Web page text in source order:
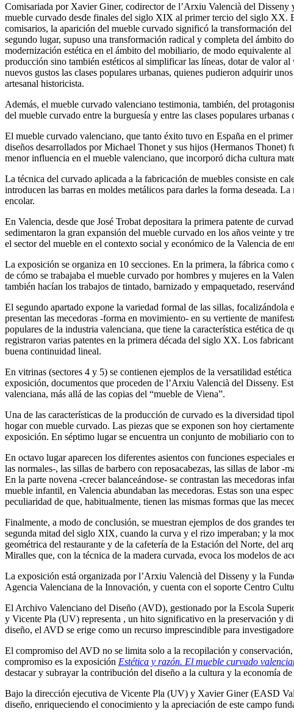
Comisariada por Xavier Giner, codirector de l’Arxiu Valencià del Disseny
mueble curvado desde finales del siglo XIX al primer tercio del siglo XX.
comisarios, la aparición del mueble curvado significó la transformación
segundo lugar, supuso una transformación radical y completa del ámbito
modernización estética en el ámbito del mobiliario, de modo equivalente
producción sino también estéticos al simplificar las líneas, dotar de valor
nuevos gustos las clases populares urbanas, quienes pudieron adquirir
artesanal historicista.
Además, el mueble curvado valenciano testimonia, también, del
del mueble curvado entre la burguesía y entre las clases populares
El mueble curvado valenciano, que tanto éxito tuvo en España en el
diseños desarrollados por Michael Thonet y sus hijos (Hermanos
menor influencia en el mueble valenciano, que incorporó dicha cultura
La técnica del curvado aplicada a la fabricación de muebles consiste en
introducen las barras en moldes metálicos para darles la forma deseada.
encolar.
En Valencia, desde que José Trobat depositara la primera patente de
sedimentaron la gran expansión del mueble curvado en los años veinte y
el sector del mueble en el contexto social y económico de la Valencia de
La exposición se organiza en 10 secciones. En la primera, la fábrica
de cómo se trabajaba el mueble curvado por hombres y mujeres en la
también hacían los trabajos de tintado, barnizado y empaquetado,
El segundo apartado expone la variedad formal de las sillas,
presentan las mecedoras -forma en movimiento- en su vertiente de
populares de la industria valenciana, que tiene la característica estética de
registraron varias patentes en la primera década del siglo XX. Los
buena continuidad lineal.
En vitrinas (sectores 4 y 5) se contienen ejemplos de la versatilidad
exposición, documentos que proceden de l’Arxiu Valencià del Disseny.
valenciana, más allá de las copias del “mueble de Viena”.
Una de las características de la producción de curvado es la diversidad
hogar con mueble curvado. Las piezas que se exponen son hoy
exposición. En séptimo lugar se encuentra un conjunto de mobiliario con
En octavo lugar aparecen los diferentes asientos con funciones
las normales-, las sillas de barbero con reposacabezas, las sillas de labor
En la parte novena -crecer balanceándose- se contrastan las mecedoras
mueble infantil, en Valencia abundaban las mecedoras. Estas son una
peculiaridad de que, habitualmente, tienen las mismas formas que las
Finalmente, a modo de conclusión, se muestran ejemplos de dos grandes
segunda mitad del siglo XIX, cuando la curva y el rizo imperaban; y la
geométrica del restaurante y de la cafetería de la Estación del Norte, del
Miralles que, con la técnica de la madera curvada, evoca los modelos de
La exposición está organizada por l’Arxiu Valencià del Disseny y la
Agencia Valenciana de la Innovación, y cuenta con el soporte Centro
El Archivo Valenciano del Diseño (AVD), gestionado por la Escola
y Vicente Pla (UV) representa , un hito significativo en la preservación y
diseño, el AVD se erige como un recurso imprescindible para
El compromiso del AVD no se limita solo a la recopilación y
compromiso es la exposición Estética y razón. El mueble curvado
destacar y subrayar la contribución del diseño a la cultura y la economía de
Bajo la dirección ejecutiva de Vicente Pla (UV) y Xavier Giner (EASD
diseño, enriqueciendo el conocimiento y la apreciación de este campo